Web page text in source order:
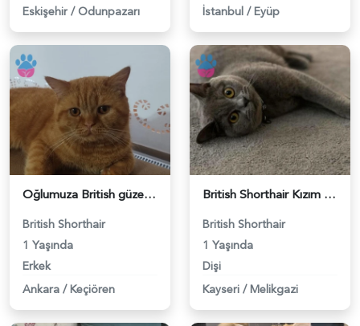
Eskişehir / Odunpazarı
İstanbul / Eyüp
Oğlumuza British güzel dişi arıyoruz - 118984620
British Shorthair
1 Yaşında
Erkek
Ankara / Keçiören
British Shorthair Kızım Mila'ya eş arıyorum - 118984614
British Shorthair
1 Yaşında
Dişi
Kayseri / Melikgazi